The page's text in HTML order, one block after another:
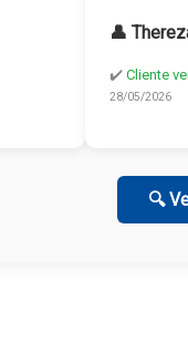
👤
✔️ Cliente
28/05/2026
🔍